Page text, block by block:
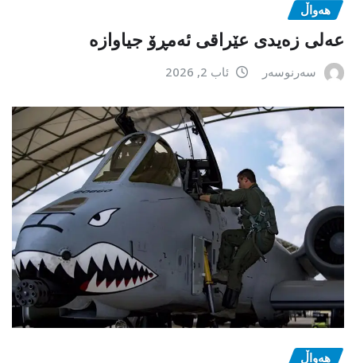
هەواڵ
عەلی زەیدی عێراقی ئەمڕۆ جیاوازە
سەرنوسەر ئاب 2, 2026
هەواڵ